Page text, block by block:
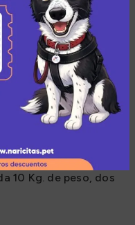
para caninos,
y reptiles.
anemia
fases de
por Kg. de peso,
10 Kg. de peso, dos